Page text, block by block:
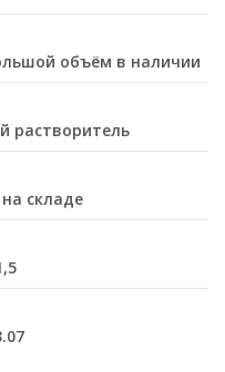
объём в наличии
растворитель
складе